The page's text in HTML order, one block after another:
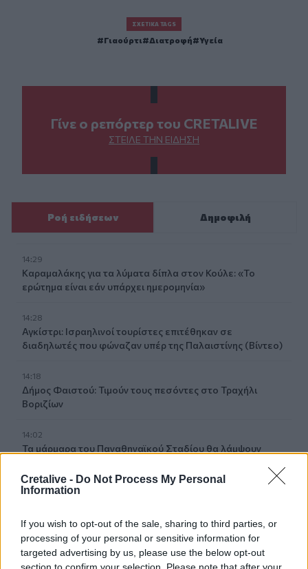
Cretalive - Do Not Process My Personal
Information
If you wish to opt-out of the sale, sharing to third parties, or
processing of your personal or sensitive information for
targeted advertising by us, please use the below opt-out
section to confirm your selection. Please note that after your
ΣΧΕΤΙΚΆ TAGS
Γιαούρτι Διατροφή Υγεία
Γίνε ο ρεπόρτερ του CRETALIVE
ΣΤΕΊΛΕ ΤΗΝ ΕΊΔΗΣΗ
Ροή ειδήσεων Δημοφιλή
14:29
Καραμαλάκης για τα λύματα δίπλα στον Κούλε: «Το
ερώτημα είναι εάν υπάρχει ημερομηνία»
14:28
Αγκίστρι: Ισραηλινοί τουρίστες επιτέθηκαν σε
διαδηλωτές που φώναζαν υπέρ της Παλαιστίνης (Βίντεο)
14:18
Δήμος Φαιστού: Τιμούν τους πεσόντες στο Τραχήλι
Βοριζίων
14:02
Τα μάρμαρα του Παναθηναϊκού Σταδίου θα λάμψουν
13:59
εντυπωσιακό φαινόμενο, όλα όσα πρέπει να γνωρίζετε
13:53
Φυσικό αέριο: Συναγερμός στην Ευρώπη - Χαμηλά τα